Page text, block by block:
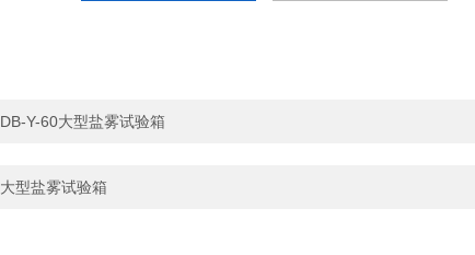
DB-Y-60大型盐雾试验箱
大型盐雾试验箱